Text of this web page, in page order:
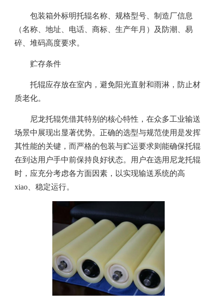
包装箱外标明托辊名称、规格型号、制造厂信息
（名称、地址、电话、商标、生产年月）及防潮、易
碎、堆码高度要求。
贮存条件
托辊应存放在室内，避免阳光直射和雨淋，防止材
质老化。
尼龙托辊凭借其特别的核心特性，在众多工业输送
场景中展现出显著优势。正确的选型与规范使用是发挥
其性能的关键，而严格的包装与贮运要求则能确保托辊
在到达用户手中前保持良好状态。用户在选用尼龙托辊
时，应充分考虑各方面因素，以实现输送系统的高
xiao、稳定运行。